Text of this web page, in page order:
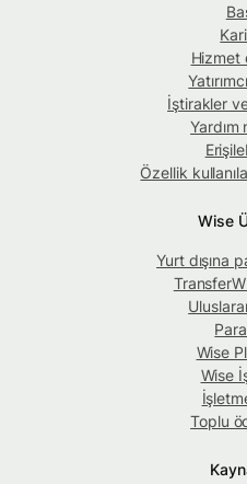
Hizmet
İştirakler
Yardım
Özellik
Wise
Yurt dışına
Wise
Wise
Toplu